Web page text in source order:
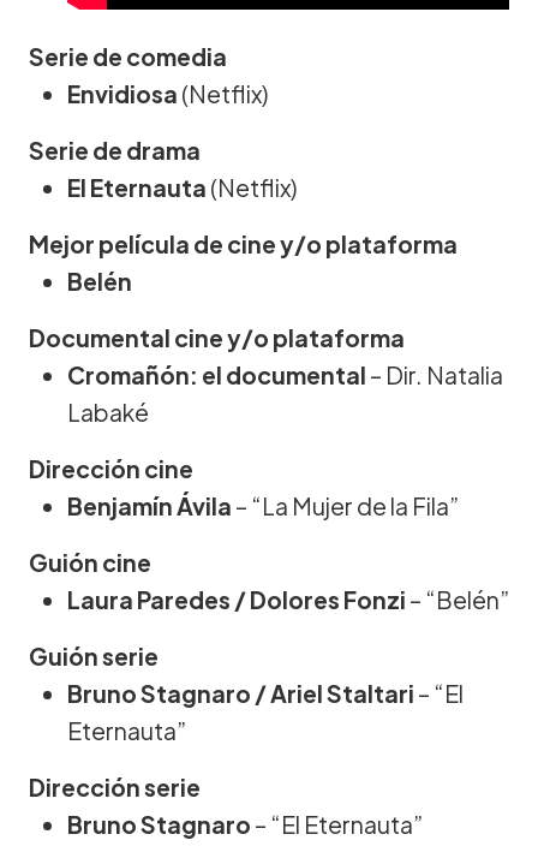
Serie de comedia
Envidiosa (Netflix)
Serie de drama
El Eternauta (Netflix)
Mejor película de cine y/o plataforma
Belén
Documental cine y/o plataforma
Cromañón: el documental – Dir. Natalia
Labaké
Dirección cine
Benjamín Ávila – “La Mujer de la Fila”
Guión cine
Laura Paredes / Dolores Fonzi – “Belén”
Guión serie
Bruno Stagnaro / Ariel Staltari – “El
Eternauta”
Dirección serie
Bruno Stagnaro – “El Eternauta”